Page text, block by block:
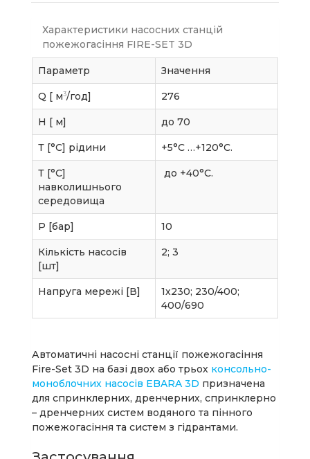
Характеристики насосних станцій
пожежогасіння FIRE-SET 3D
Параметр Значення
Q [ м3/год] 276
H [ м] до 70
Т [°C] рідини +5°С …+120°С.
Т [°C]
навколишнього
середовища
до +40°С.
P [бар] 10
Кількість насосів
[шт]
2; 3
Напруга мережі [В]
1х230; 230/400;
400/690
Автоматичні насосні станції пожежогасіння
Fire-Set 3D на базі двох або трьох консольно-
моноблочних насосів EBARA 3D призначена
для спринклерних, дренчерних, спринклерно
– дренчерних систем водяного та пінного
пожежогасіння та систем з гідрантами.